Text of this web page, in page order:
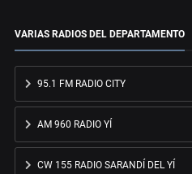
VARIAS RADIOS DEL DEPARTAMENTO
95.1 FM RADIO CITY
AM 960 RADIO YÍ
CW 155 RADIO SARANDÍ DEL YÍ